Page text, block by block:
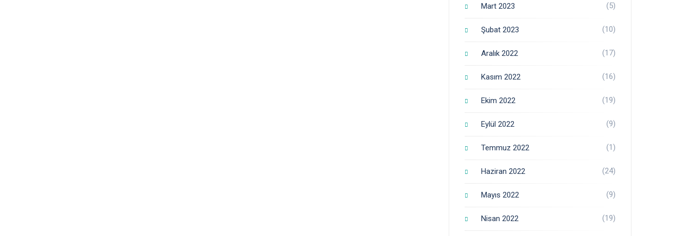
Mart 2023 (5)
Şubat 2023 (10)
Aralık 2022 (17)
Kasım 2022 (16)
Ekim 2022 (19)
Eylül 2022 (9)
Temmuz 2022 (1)
Haziran 2022 (24)
Mayıs 2022 (9)
Nisan 2022 (19)